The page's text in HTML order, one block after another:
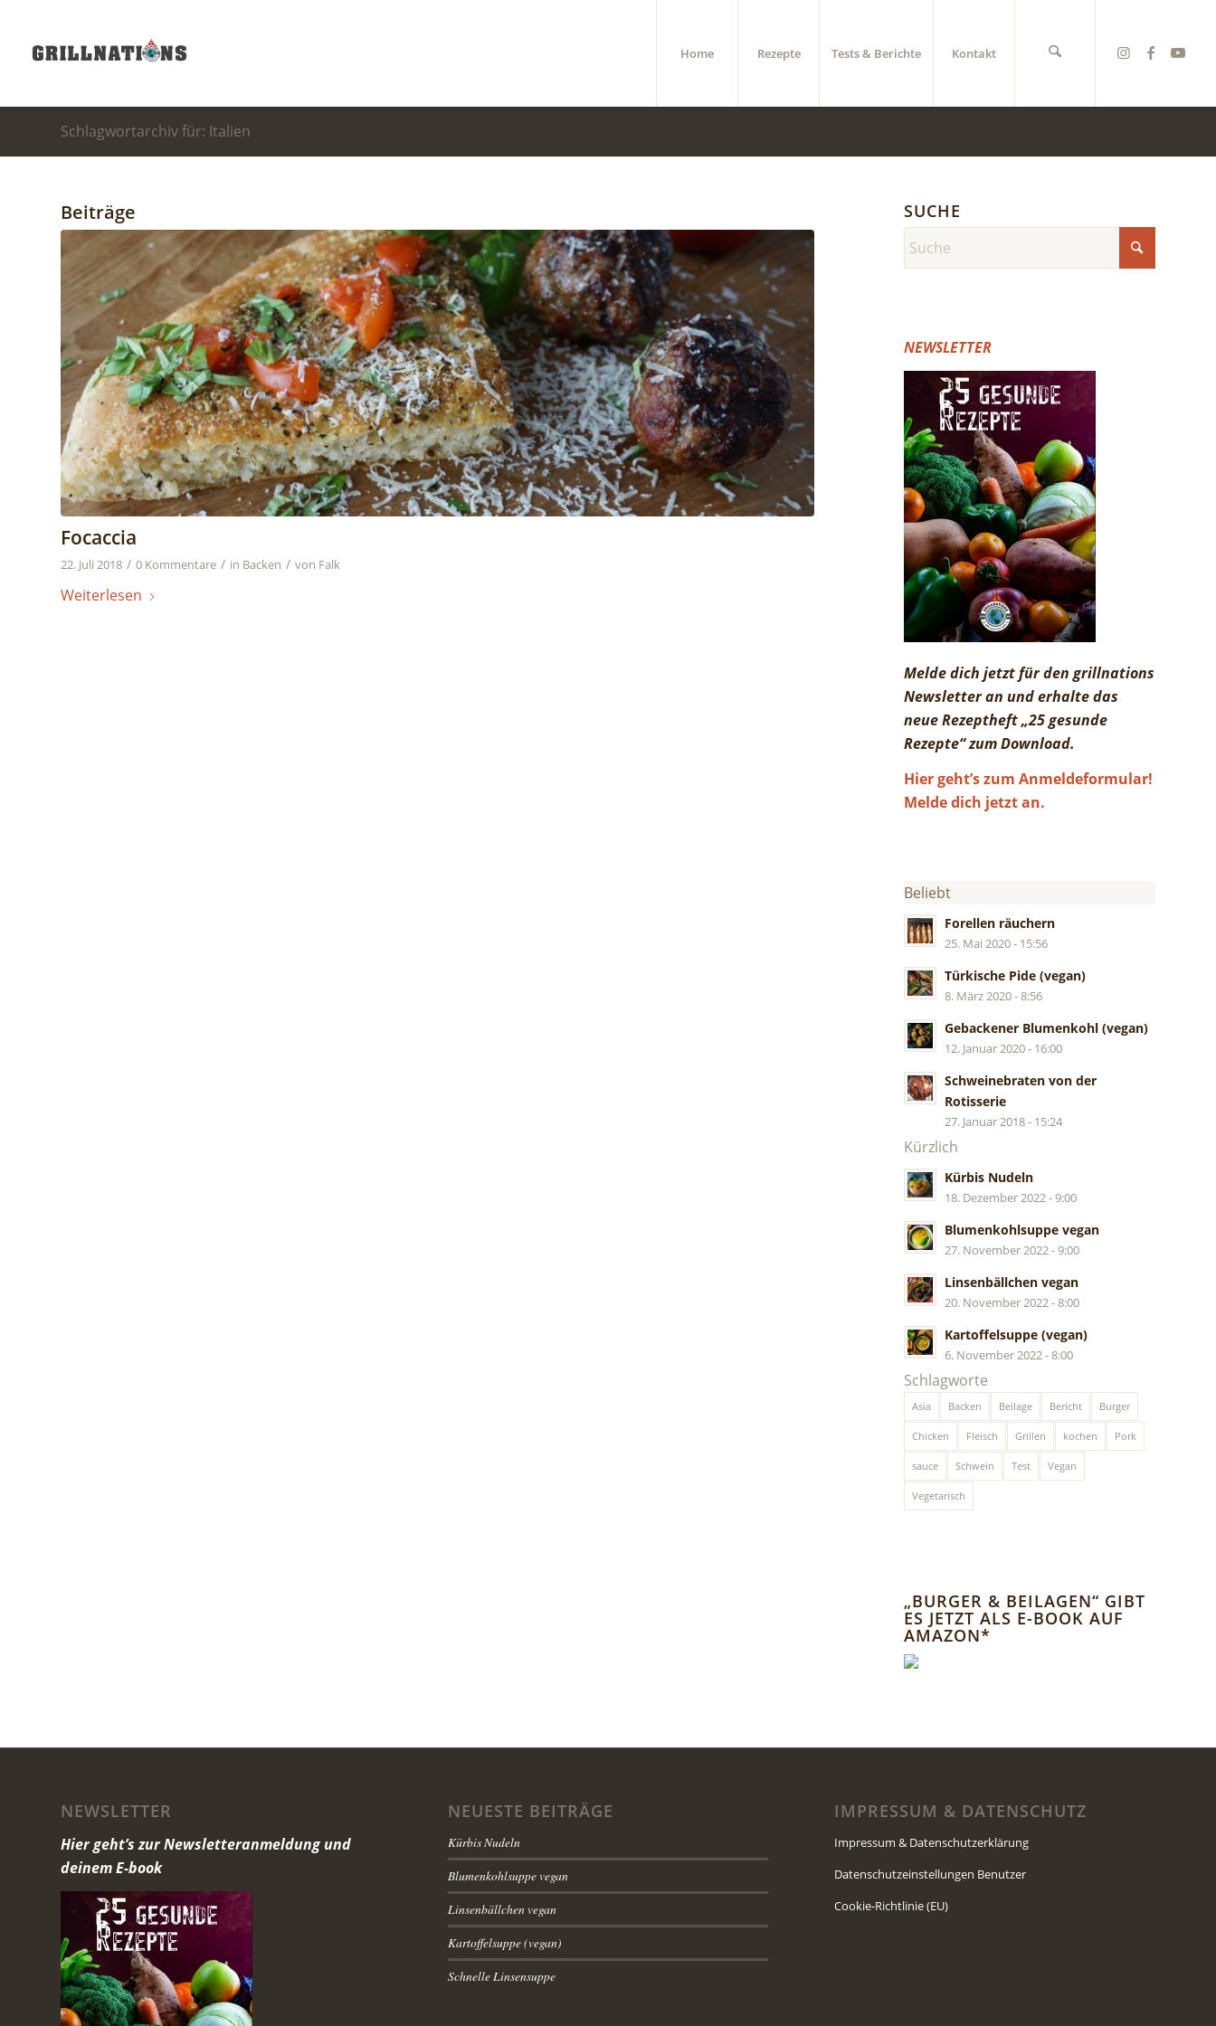
Home Rezepte Tests & Berichte Kontakt
Schlagwortarchiv für: Italien
Beiträge
Focaccia
22. Juli 2018 / 0 Kommentare / in Backen / von Falk
Weiterlesen
SUCHE
NEWSLETTER
Melde dich jetzt für den grillnations
Newsletter an und erhalte das
neue Rezeptheft „25 gesunde
Rezepte“ zum Download.
Hier geht’s zum Anmeldeformular!
Melde dich jetzt an.
Beliebt
Forellen räuchern
25. Mai 2020 - 15:56
Türkische Pide (vegan)
8. März 2020 - 8:56
Gebackener Blumenkohl (vegan)
12. Januar 2020 - 16:00
Schweinebraten von der
Rotisserie
27. Januar 2018 - 15:24
Kürzlich
Kürbis Nudeln
18. Dezember 2022 - 9:00
Blumenkohlsuppe vegan
27. November 2022 - 9:00
Linsenbällchen vegan
20. November 2022 - 8:00
Kartoffelsuppe (vegan)
6. November 2022 - 8:00
Schlagworte
Asia Backen Beilage Bericht Burger
Chicken Fleisch Grillen kochen Pork
sauce Schwein Test Vegan
Vegetarisch
„BURGER & BEILAGEN“ GIBT
ES JETZT ALS E-BOOK AUF
AMAZON*
NEWSLETTER
Hier geht’s zur Newsletteranmeldung und
deinem E-book
NEUESTE BEITRÄGE
Kürbis Nudeln
Blumenkohlsuppe vegan
Linsenbällchen vegan
Kartoffelsuppe (vegan)
Schnelle Linsensuppe
IMPRESSUM & DATENSCHUTZ
Impressum & Datenschutzerklärung
Datenschutzeinstellungen Benutzer
Cookie-Richtlinie (EU)